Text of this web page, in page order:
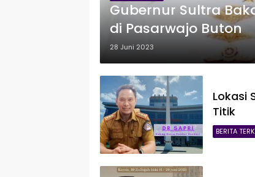
Gubernur Sultra
di Pasarwajo Buton
28 Juni 2023
Lokasi
Titik
BERITA